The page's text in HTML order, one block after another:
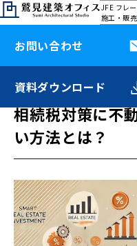
JFE フレ
施工・販売
お問い合わせ
資料ダウンロード
HOME
鷲見建築オフ
相続税対策に不動産
2024.11.10 JFE フ
相続税対策に不
い方法とは？